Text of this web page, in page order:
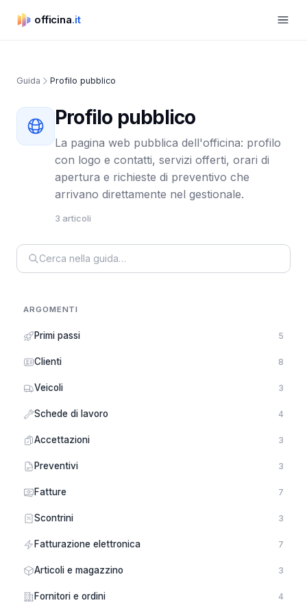
officina.it
officina.it Apri
Guida Profilo pubblico
Profilo pubblico
La pagina web pubblica dell'officina: profilo
con logo e contatti, servizi offerti, orari di
apertura e richieste di preventivo che
arrivano direttamente nel gestionale.
3 articoli
ARGOMENTI
Primi passi 5
Clienti 8
Veicoli 3
Schede di lavoro 4
Accettazioni 3
Preventivi 3
Fatture 7
Scontrini 3
Fatturazione elettronica 7
Articoli e magazzino 3
Fornitori e ordini 4